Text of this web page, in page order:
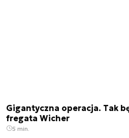
Gigantyczna operacja. Tak
fregata Wicher
5 min.